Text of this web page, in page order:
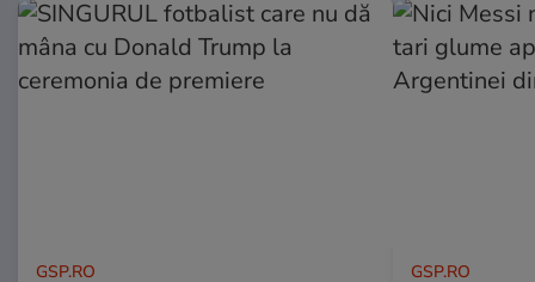
GSP.RO GSP.RO